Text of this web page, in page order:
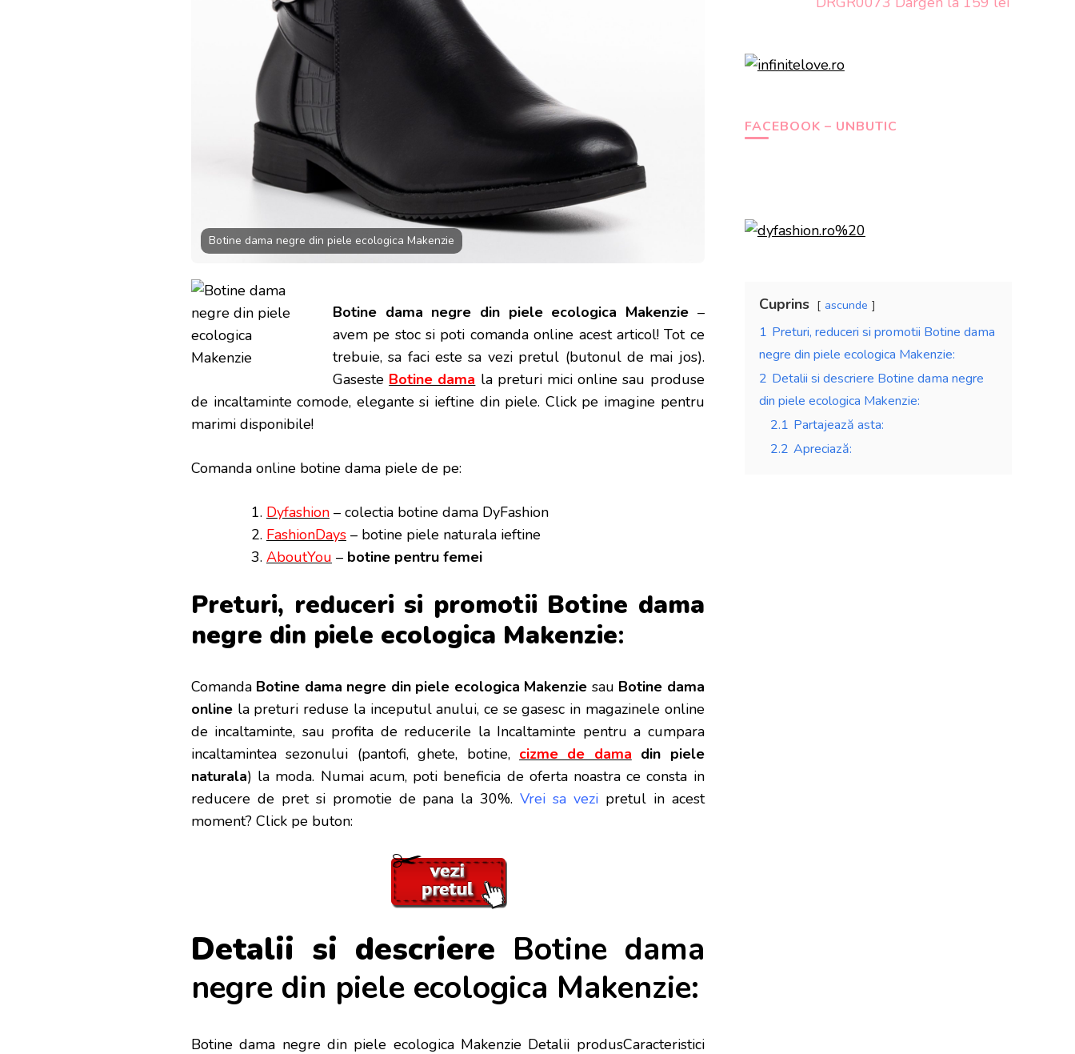
Botine dama negre din piele ecologica Makenzie
Botine dama negre din piele ecologica Makenzie –
avem pe stoc si poti comanda online acest articol! Tot ce
trebuie, sa faci este sa vezi pretul (butonul de mai jos).
Gaseste Botine dama la preturi mici online sau produse
de incaltaminte comode, elegante si ieftine din piele. Click pe imagine pentru
marimi disponibile!
Comanda online botine dama piele de pe:
Dyfashion – colectia botine dama DyFashion
FashionDays – botine piele naturala ieftine
AboutYou – botine pentru femei
Preturi, reduceri si promotii Botine dama
negre din piele ecologica Makenzie:
Comanda Botine dama negre din piele ecologica Makenzie sau Botine dama
online la preturi reduse la inceputul anului, ce se gasesc in magazinele online
de incaltaminte, sau profita de reducerile la Incaltaminte pentru a cumpara
incaltamintea sezonului (pantofi, ghete, botine, cizme de dama din piele
naturala) la moda. Numai acum, poti beneficia de oferta noastra ce consta in
reducere de pret si promotie de pana la 30%.Vrei sa vezi pretul in acest
moment? Click pe buton:
Detalii si descriere Botine dama
negre din piele ecologica Makenzie:
Botine dama negre din piele ecologica Makenzie Detalii produsCaracteristici
FACEBOOK – UNBUTIC
Cuprins ascunde
1 Preturi, reduceri si promotii Botine dama
negre din piele ecologica Makenzie:
2 Detalii si descriere Botine dama negre
din piele ecologica Makenzie:
2.1 Partajează asta:
2.2 Apreciază: